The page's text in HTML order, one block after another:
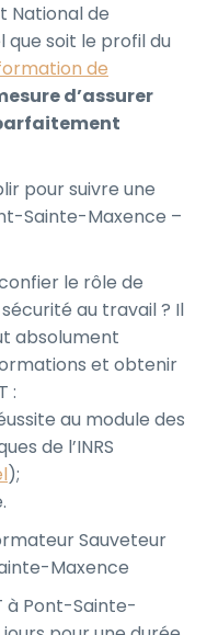
National de
que soit le profil du
de
d’assurer
pour suivre une
Sainte-Maxence –
le rôle de
au travail ? Il
absolument
et obtenir
:
au module des
de l’INRS
);
Sauveteur
Maxence
à Pont-Sainte-